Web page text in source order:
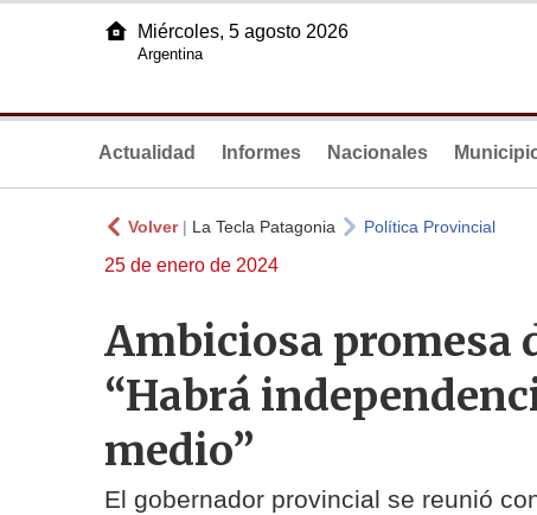
Miércoles, 5 agosto 2026
Argentina
Actualidad Informes Nacionales
Volver| La Tecla Patagonia Política Provincial
25 de enero de 2024
Ambiciosa promesa
“Habrá
medio”
El gobernador provincial se reunió